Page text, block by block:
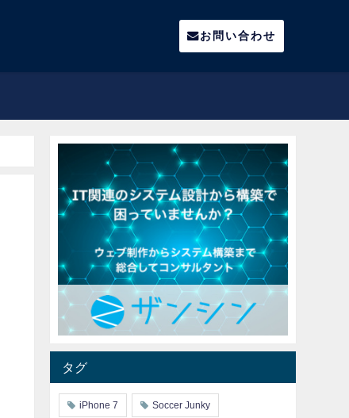
お問い合わせ
タグ
iPhone 7 Soccer Junky